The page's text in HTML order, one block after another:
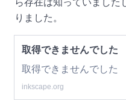
ら存在は知っていました
りました。
取得できませんでした
取得できませんでした
inkscape.org